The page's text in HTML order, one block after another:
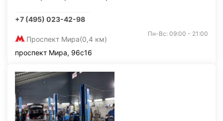
+7 (495) 023-42-98
Проспект Мира(0,4 км)
Пн-Вс: 09:00 - 21:00
проспект Мира, 96с16